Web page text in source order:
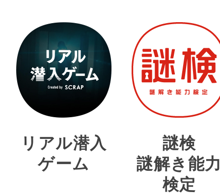
リアル潜入
ゲーム
謎検
謎解き能
検定